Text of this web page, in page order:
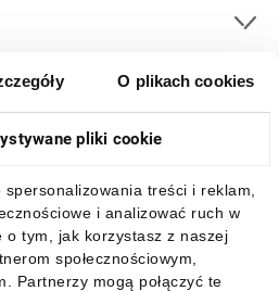
O plikach cookies
pliki cookie
treści i reklam,
i analizować ruch w
o tym, jak korzystasz z naszej
społecznościowym,
Partnerzy mogą połączyć te